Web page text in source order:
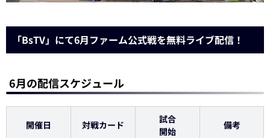
「BsTV」にて6月ファーム公式戦を無料ライブ配信！
6月の配信スケジュール
開催日 対戦カード
試合
開始
備考